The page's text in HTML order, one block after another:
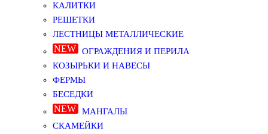
КАЛИТКИ
РЕШЕТКИ
ЛЕСТНИЦЫ МЕТАЛЛИЧЕСКИЕ
ОГРАЖДЕНИЯ И ПЕРИЛА
КОЗЫРЬКИ И НАВЕСЫ
ФЕРМЫ
БЕСЕДКИ
МАНГАЛЫ
СКАМЕЙКИ